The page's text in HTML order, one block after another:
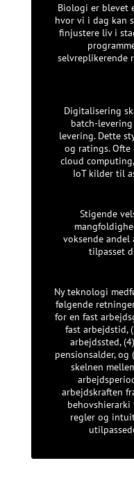
Biologi er blevet
hvor vi i dag kan
finjustere liv i
selvreplikerende
Digitalisering
batch-levering
levering. Dette
og ratings. Ofte
cloud
IoT kilder til
Stigende
voksende
tilpasset
Ny teknologi
følgende
for en fast
fast arbejdstid,
arbejdssted,
pensionsalder,
skelnen
arbejdskraften
regler og